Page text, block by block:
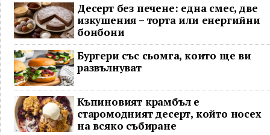
Десерт без печене: една смес, две
изкушения – торта или енергийни
бонбони
Бургери със сьомга, които ще ви
развълнуват
Къпиновият крамбъл е
старомодният десерт, който носех
на всяко събиране